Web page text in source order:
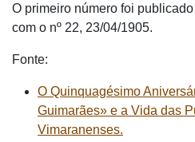
O primeiro número foi
com o nº 22, 23/04/1905.
Fonte:
O Quinquagésimo
Guimarães» e a Vida das
Vimaranenses.